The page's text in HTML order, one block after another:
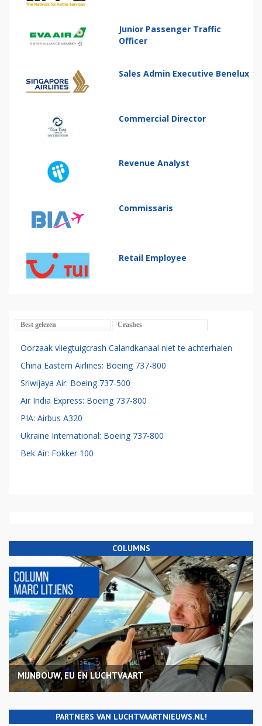
Junior Passenger Traffic
Officer
Sales Admin Executive Benelux
Commercial Director
Revenue Analyst
Commissaris
Retail Employee
Best gelezen Crashes
Oorzaak vliegtuigcrash Calandkanaal niet te achterhalen
China Eastern Airlines: Boeing 737-800
Sriwijaya Air: Boeing 737-500
Air India Express: Boeing 737-800
PIA: Airbus A320
Ukraine International: Boeing 737-800
Bek Air: Fokker 100
COLUMNS
MIJNBOUW, EU EN LUCHTVAART
PARTNERS VAN LUCHTVAARTNIEUWS.NL!